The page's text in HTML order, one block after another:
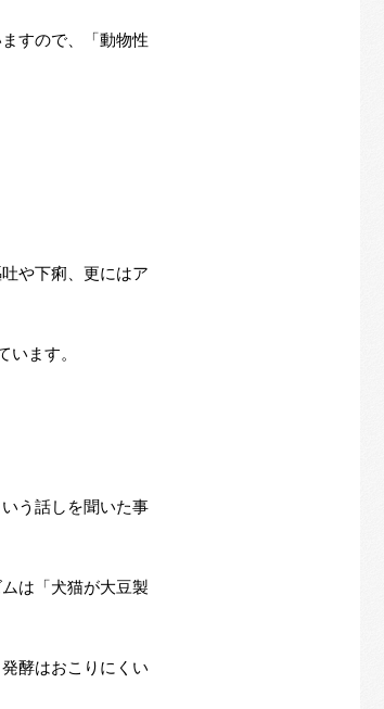
すので、「動物性
や下痢、更にはア
ます。
う話しを聞いた事
は「犬猫が大豆製
酵はおこりにくい